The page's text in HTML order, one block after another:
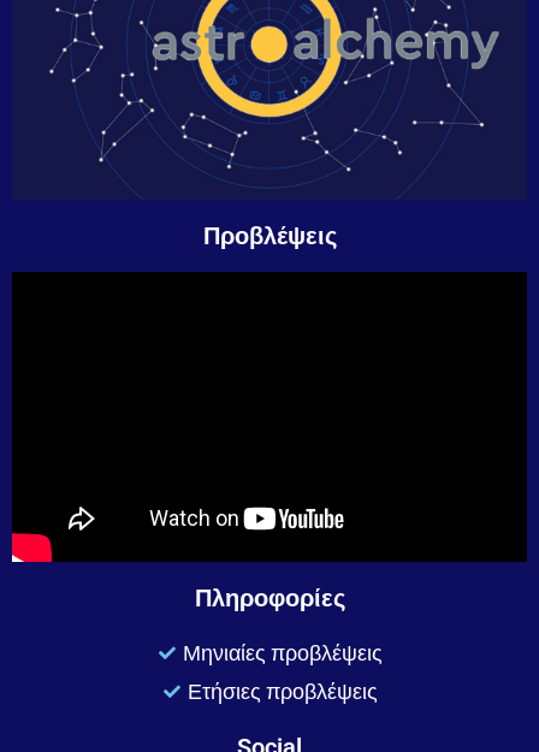
Προβλέψεις
Πληροφορίες
Μηνιαίες προβλέψεις
Ετήσιες προβλέψεις